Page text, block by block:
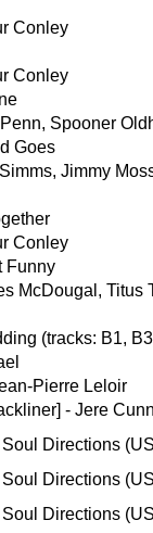
Conley
Conley
Spooner
Goes
Jimmy
Conley
Funny
McDougal, Titus
(tracks: B1,
Pierre Leloir
- Jere